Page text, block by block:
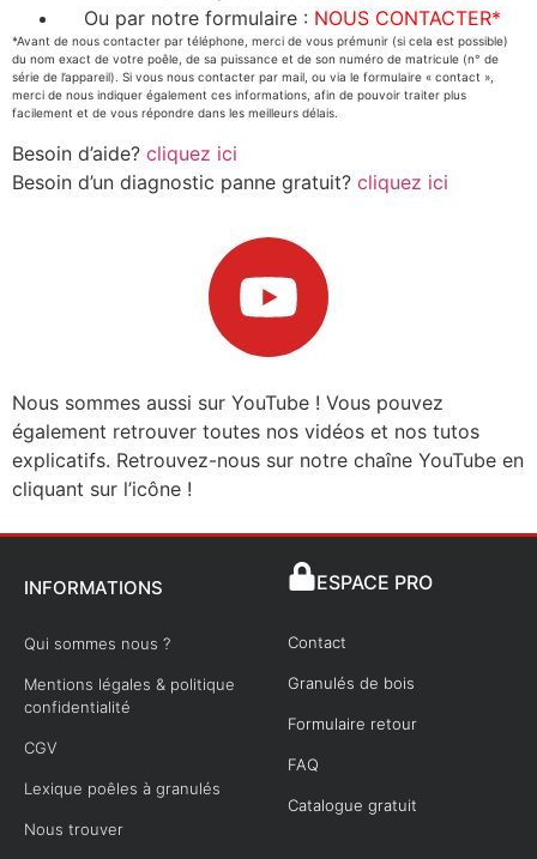
Ou par notre formulaire : NOUS CONTACTER*
*Avant de nous contacter par téléphone, merci de vous prémunir (si cela est possible)
du nom exact de votre poêle, de sa puissance et de son numéro de matricule (n° de
série de l’appareil). Si vous nous contacter par mail, ou via le formulaire « contact »,
merci de nous indiquer également ces informations, afin de pouvoir traiter plus
facilement et de vous répondre dans les meilleurs délais.
Besoin d’aide? cliquez ici
Besoin d’un diagnostic panne gratuit? cliquez ici
Nous sommes aussi sur YouTube ! Vous pouvez
également retrouver toutes nos vidéos et nos tutos
explicatifs. Retrouvez-nous sur notre chaîne YouTube en
cliquant sur l’icône !
INFORMATIONS
Qui sommes nous ?
Mentions légales & politique
confidentialité
CGV
Lexique poêles à granulés
Nous trouver
ESPACE PRO
Contact
Granulés de bois
Formulaire retour
FAQ
Catalogue gratuit